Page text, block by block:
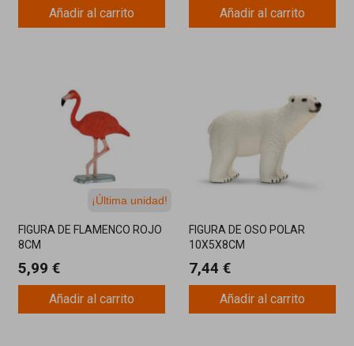
Añadir al carrito Añadir al carrito
¡Última unidad!
FIGURA DE FLAMENCO ROJO
8CM
5,99 €
Añadir al carrito
FIGURA DE OSO POLAR
10X5X8CM
7,44 €
Añadir al carrito